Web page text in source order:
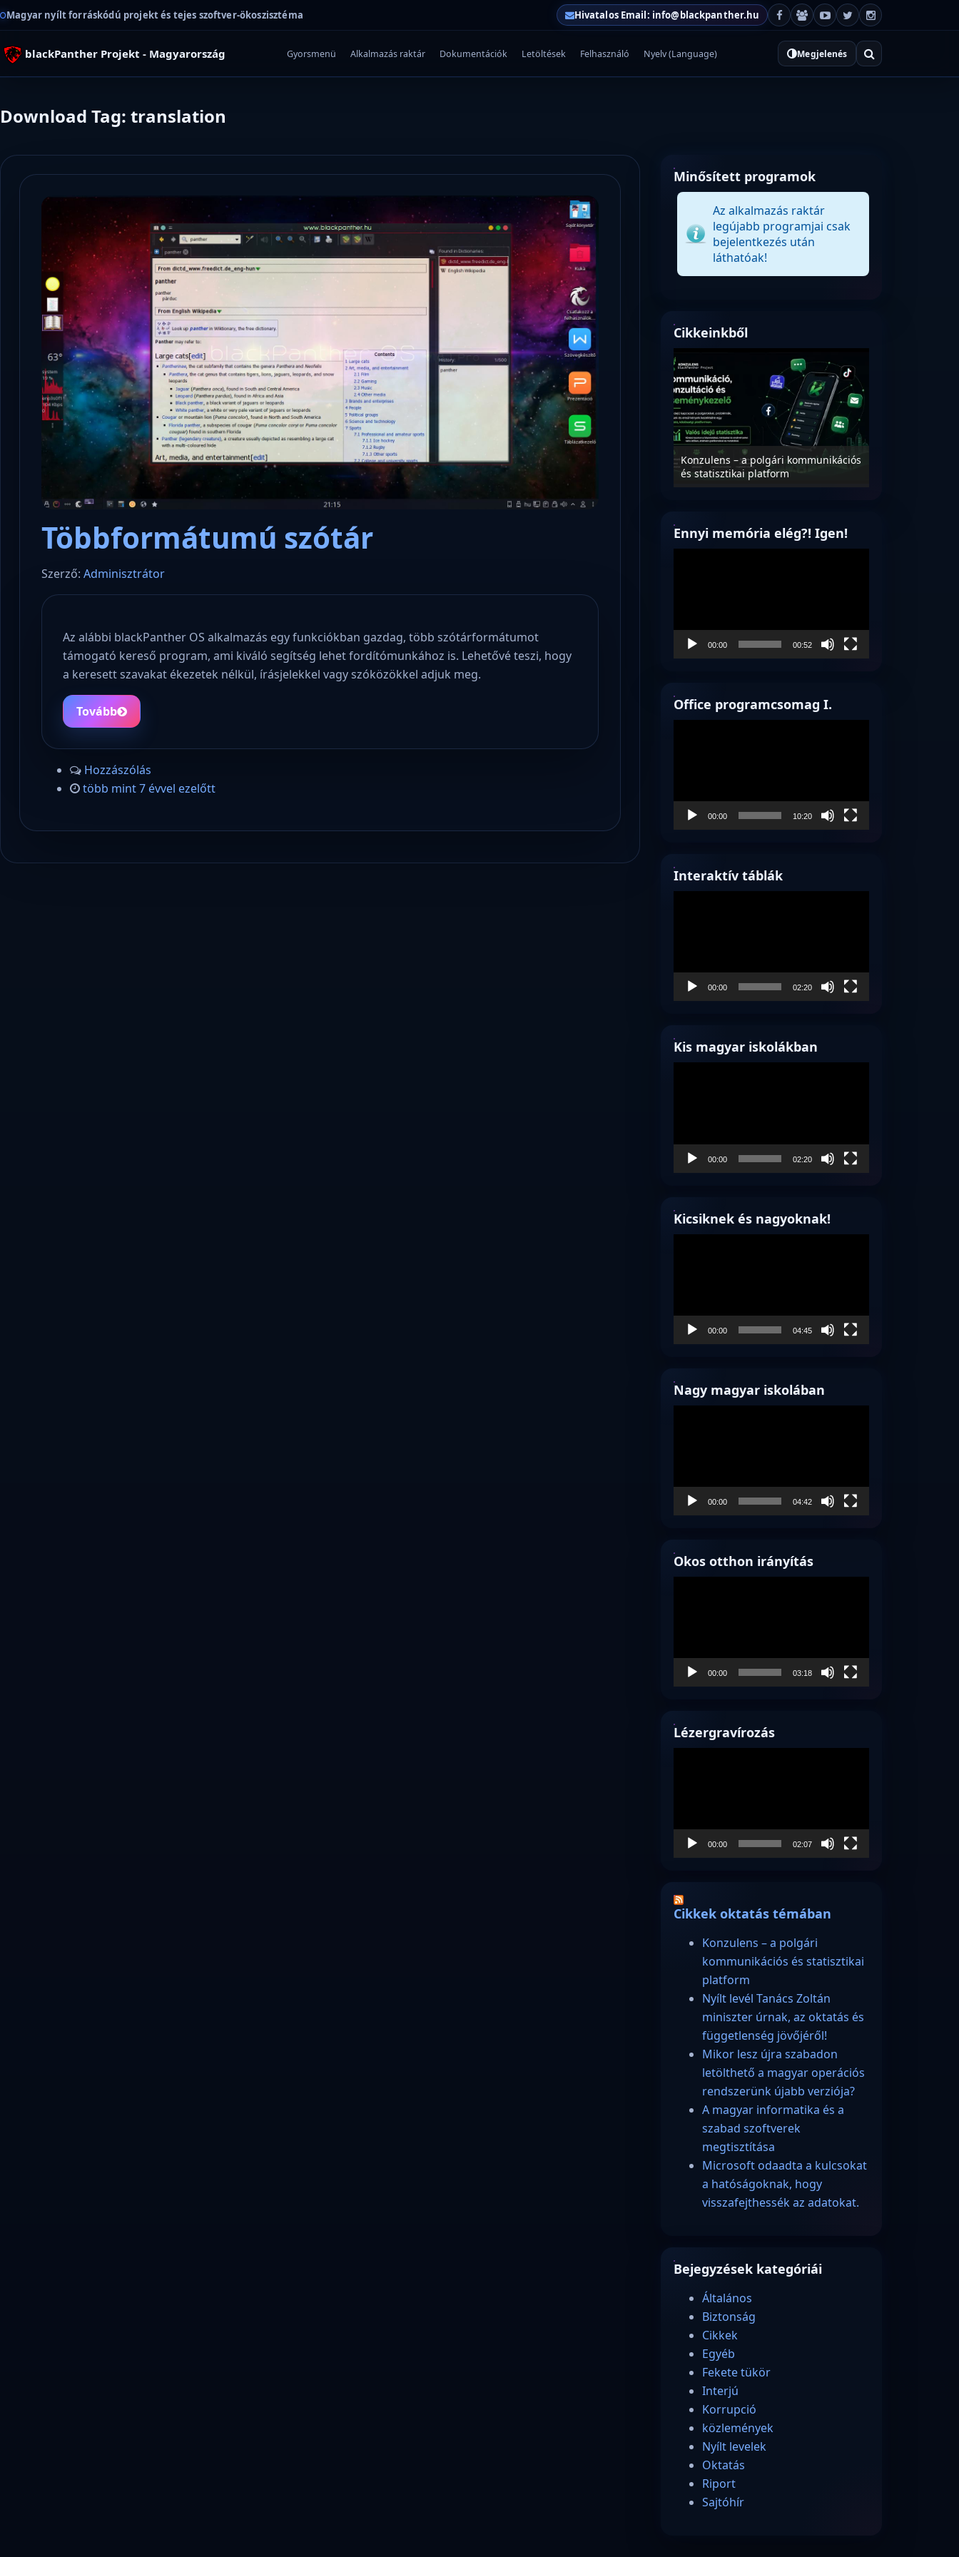
Magyar nyílt forráskódú projekt és tejes szoftver-ökoszisztéma Hivatalos Email: info@blackpanther.hu
blackPanther Projekt - Magyarország Gyorsmenü Alkalmazás raktár Dokumentációk Letöltések Felhasználó Nyelv (Language) Megjelenés
Download Tag: translation
Többformátumú szótár
Szerző: Adminisztrátor
Az alábbi blackPanther OS alkalmazás egy funkciókban gazdag, több szótárformátumot
támogató kereső program, ami kiváló segítség lehet fordítómunkához is. Lehetővé teszi, hogy
a keresett szavakat ékezetek nélkül, írásjelekkel vagy szóközökkel adjuk meg.
Tovább
Hozzászólás
több mint 7 évvel ezelőtt
Minősített programok
Az alkalmazás raktár
legújabb programjai csak
bejelentkezés után
láthatóak!
Cikkeinkből
Microsoft odaadta a kulcsokat a
hatóságoknak, hogy visszafejthessék
az adatokat.
Konzulens – a polgári kommunikációs
és statisztikai platform
Ennyi memória elég?! Igen!
00:00 00:52
Office programcsomag I.
00:00 10:20
Interaktív táblák
00:00 02:20
Kis magyar iskolákban
00:00 02:20
Kicsiknek és nagyoknak!
00:00 04:45
Nagy magyar iskolában
00:00 04:42
Okos otthon irányítás
00:00 03:18
Lézergravírozás
00:00 02:07
Cikkek oktatás témában
Konzulens – a polgári
kommunikációs és statisztikai
platform
Nyílt levél Tanács Zoltán
miniszter úrnak, az oktatás és
függetlenség jövőjéről!
Mikor lesz újra szabadon
letölthető a magyar operációs
rendszerünk újabb verziója?
A magyar informatika és a
szabad szoftverek
megtisztítása
Microsoft odaadta a kulcsokat
a hatóságoknak, hogy
visszafejthessék az adatokat.
Bejegyzések kategóriái
Általános
Biztonság
Cikkek
Egyéb
Fekete tükör
Interjú
Korrupció
közlemények
Nyílt levelek
Oktatás
Riport
Sajtóhír